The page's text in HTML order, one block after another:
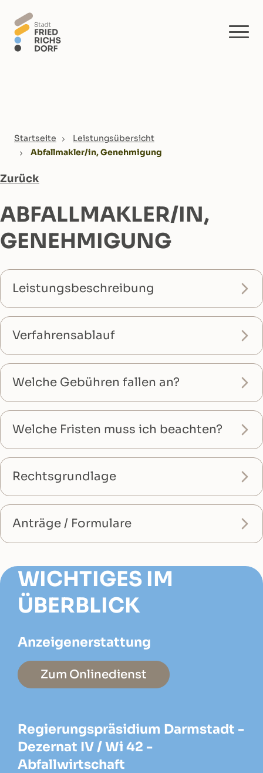
You are here:
Startseite
Leistungsübersicht
Abfallmakler/in, Genehmigung
Zurück
ABFALLMAKLER/IN,
GENEHMIGUNG
Leistungsbeschreibung
Verfahrensablauf
Welche Gebühren fallen an?
Welche Fristen muss ich beachten?
Rechtsgrundlage
Anträge / Formulare
WICHTIGES IM
ÜBERBLICK
Anzeigenerstattung
Zum Onlinedienst
Regierungspräsidium Darmstadt -
Dezernat IV / Wi 42 -
Abfallwirtschaft